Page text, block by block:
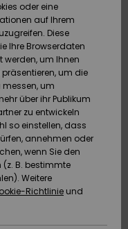
oder eine
auf Ihrem
Diese
Ihre Browserdaten
werden, um Ihnen
um die
um
über ihr Publikum
zu entwickeln
so einstellen, dass
annehmen oder
wenn Sie den
B. bestimmte
Weitere
Richtlinie und